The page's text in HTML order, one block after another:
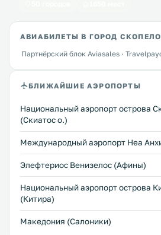
АВИАБИЛЕТЫ В ГОРОД
Партнёрский блок Aviasales ·
БЛИЖАЙШИЕ АЭРОПОРТЫ
Национальный аэропорт острова
(Скиатос о.)
Международный аэропорт Неа
Элефтериос Венизелос (Афины)
Национальный аэропорт острова
(Китира)
Македония (Салоники)